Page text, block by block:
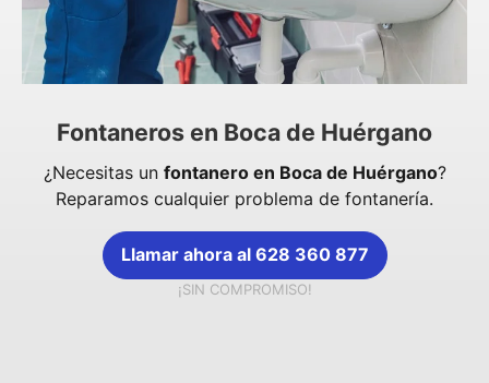
Fontaneros en Boca de Huérgano
¿Necesitas un fontanero en Boca de Huérgano?
Reparamos cualquier problema de fontanería.
Llamar ahora al 628 360 877
¡SIN COMPROMISO!